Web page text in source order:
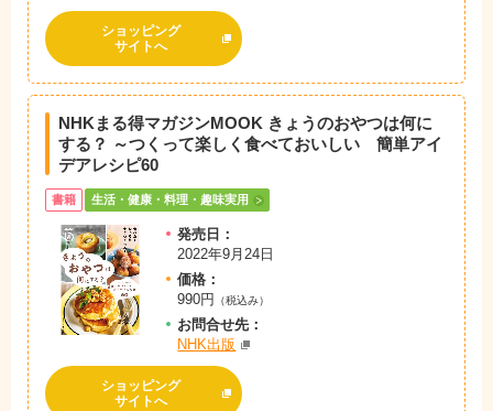
ショッピング
サイトへ
NHKまる得マガジンMOOK きょうのおやつは何に
する？ ～つくって楽しく食べておいしい 簡単アイ
デアレシピ60
書籍 生活・健康・料理・趣味実用
発売日：
2022年9月24日
価格：
990円
（税込み）
お問合せ先：
NHK出版
ショッピング
サイトへ